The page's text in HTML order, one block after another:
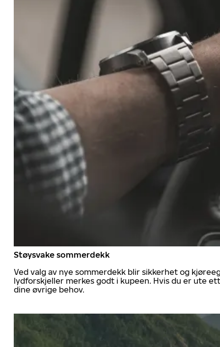
Støysvake sommerdekk
Ved valg av nye sommerdekk blir sikkerhet og
lydforskjeller merkes godt i kupeen. Hvis du er ute
dine øvrige behov.